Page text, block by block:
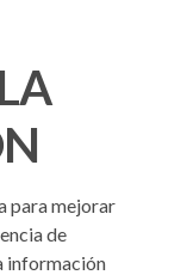
para mejorar
de
información